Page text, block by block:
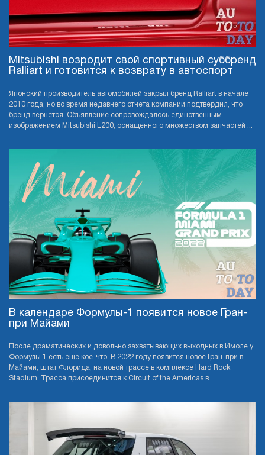
Mitsubishi возродит свой спортивный суббренд
Ralliart и готовится к возврату в автоспорт
Японский производитель автомобилей закрыл бренд Ralliart в начале
2010 года, но во время недавнего отчета компании подтвердил, что
бренд вернется. Объявление сопровождалось единственным
изображением Mitsubishi L200, оснащенного множеством запчастей ...
В календаре Формулы-1 появится новое Гран-
при Майами
После драматических и довольно захватывающих выходных в Имоле у
Формулы 1 есть еще кое-что. В 2022 году появится новое Гран-при в
Майами, штат Флорида, на новой трассе в комплексе Hard Rock
Stadium. Трасса присоединится к Circuit of the Americas в ...